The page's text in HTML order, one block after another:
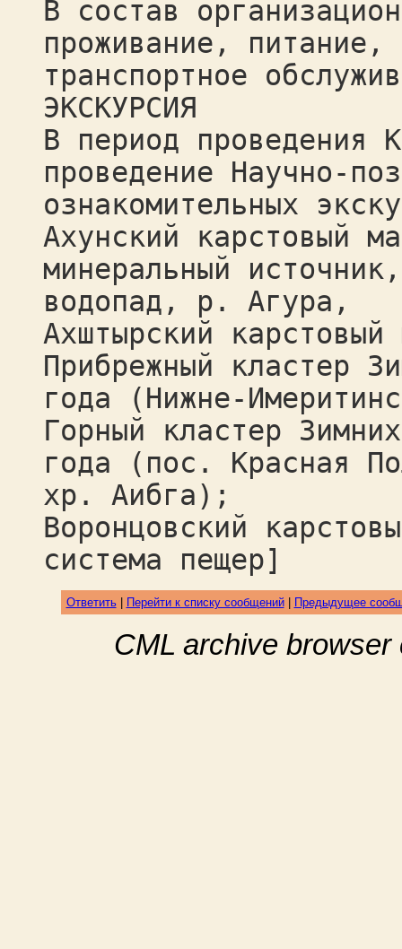
В состав
проживание, питание,
транспортное
ЭКСКУРСИЯ
В период проведения
проведение Научно-
ознакомительных
Ахунский карстовый
минеральный
водопад, р. Агура,
Ахштырский
Прибрежный кластер
года (Нижне-
Горный кластер
года (пос. Красная
хр. Аибга);
Воронцовский
система пещер]
Ответить| Перейти к списку сообщений| Предыдущее
CML archive